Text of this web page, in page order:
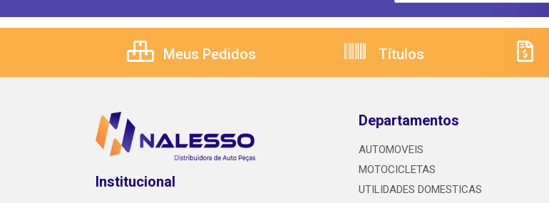
Meus Pedidos Títulos
Institucional
Departamentos
AUTOMOVEIS
MOTOCICLETAS
UTILIDADES DOMESTICAS